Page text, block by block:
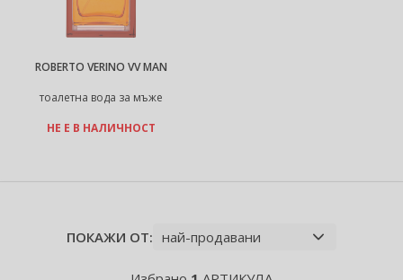
ROBERTO VERINO VV MAN
тоалетна вода за мъже
НЕ Е В НАЛИЧНОСТ
ПОКАЖИ ОТ: